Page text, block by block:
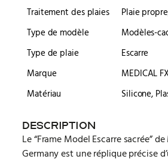
Traitement des plaies
Plaie
Type de modèle
Modèles-
Type de plaie
Escarre
Marque
MEDICAL
Matériau
Silicone,
DESCRIPTION
Le “Frame Model Escarre sacrée”
Germany est une réplique précise